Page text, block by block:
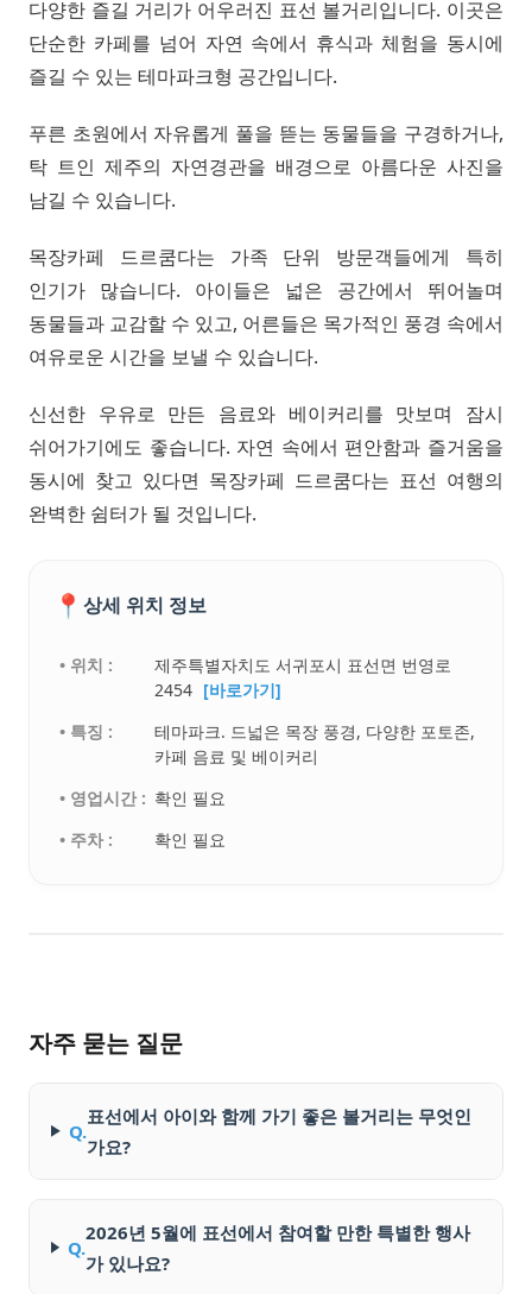
다양한 즐길 거리가 어우러진 표선 볼거리입니다. 이곳은
단순한 카페를 넘어 자연 속에서 휴식과 체험을 동시에
즐길 수 있는 테마파크형 공간입니다.
푸른 초원에서 자유롭게 풀을 뜯는 동물들을 구경하거나,
탁 트인 제주의 자연경관을 배경으로 아름다운 사진을
남길 수 있습니다.
목장카페 드르쿰다는 가족 단위 방문객들에게 특히
인기가 많습니다. 아이들은 넓은 공간에서 뛰어놀며
동물들과 교감할 수 있고, 어른들은 목가적인 풍경 속에서
여유로운 시간을 보낼 수 있습니다.
신선한 우유로 만든 음료와 베이커리를 맛보며 잠시
쉬어가기에도 좋습니다. 자연 속에서 편안함과 즐거움을
동시에 찾고 있다면 목장카페 드르쿰다는 표선 여행의
완벽한 쉼터가 될 것입니다.
📍 상세 위치 정보
• 위치 :
제주특별자치도 서귀포시 표선면 번영로
2454 [바로가기]
• 특징 :
테마파크. 드넓은 목장 풍경, 다양한 포토존,
카페 음료 및 베이커리
• 영업시간 : 확인 필요
• 주차 :
확인 필요
자주 묻는 질문
Q.
표선에서 아이와 함께 가기 좋은 볼거리는 무엇인
가요?
Q.
2026년 5월에 표선에서 참여할 만한 특별한 행사
가 있나요?